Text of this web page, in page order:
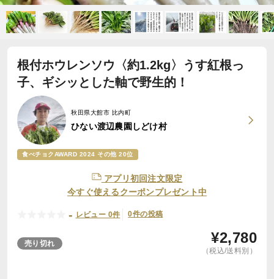
根付ホウレンソウ〈約1.2kg〉うす紅根っ
子、ギシッとした軸で野生的！
秋田県大館市 比内町
ひない渡辺農園しどけ村
食べチョクAWARD 2024 その他 20位
アプリ初回注文限定
今すぐ使えるクーポンプレゼント中
- レビュー 0件 0件の投稿
売り切れ ¥2,780
（税込/送料別）